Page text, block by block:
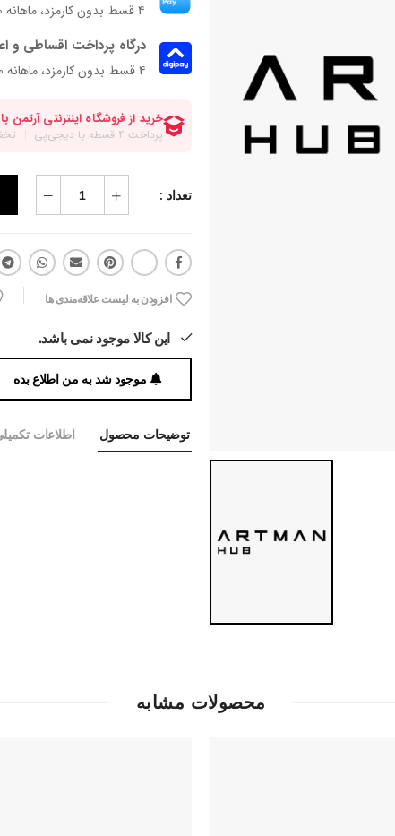
۴ قسط بدون کارمزد، ماهانه ۳۵۰٬۰۰۰ تومان
درگاه پرداخت اقساطی و
۴ قسط بدون کارمزد، ماهانه 350,000 تومان
تعداد :
افزودن به لیست علاقه‌مندی ها
این کالا موجود نمی باشد.
موجود شد به من اطلاع بده
توضیحات محصول اطلاعات
محصولات مشابه